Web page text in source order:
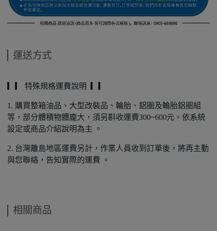
運送方式
▎▎ 特殊規格運費說明 ▎▎
1. 購買整箱油品、大型改裝品、輪胎、鋁圈及輪胎鋁圈組
等，部分體積物體龐大，須另斟收運費300~600元。依系統
設定或商品介紹說明為主 。
2. 台灣離島地區運費另計，作業人員收到訂單後，將再主動
與您聯絡，告知實際的運費 。
相關商品